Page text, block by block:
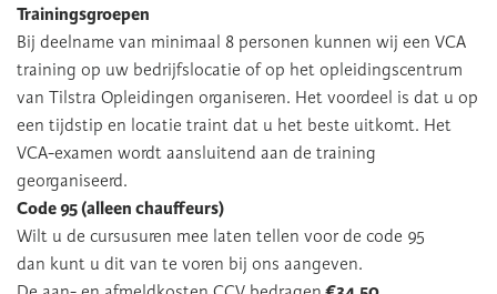
Trainingsgroepen
Bij deelname van minimaal 8 personen kunnen wij een VCA
training op uw bedrijfslocatie of op het opleidingscentrum
van Tilstra Opleidingen organiseren. Het voordeel is dat u op
een tijdstip en locatie traint dat u het beste uitkomt. Het
VCA-examen wordt aansluitend aan de training
georganiseerd.
Code 95 (alleen chauffeurs)
Wilt u de cursusuren mee laten tellen voor de code 95
dan kunt u dit van te voren bij ons aangeven.